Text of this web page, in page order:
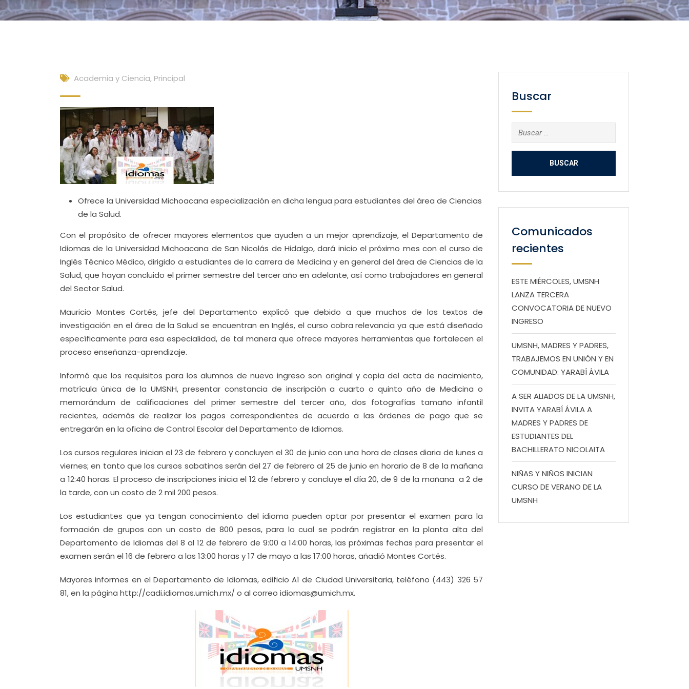
Academia y Ciencia, Principal
Ofrece la Universidad Michoacana especialización en dicha lengua para estudiantes del área de Ciencias
de la Salud.
Con el propósito de ofrecer mayores elementos que ayuden a un mejor aprendizaje, el Departamento de
Idiomas de la Universidad Michoacana de San Nicolás de Hidalgo, dará inicio el próximo mes con el curso de
Inglés Técnico Médico, dirigido a estudiantes de la carrera de Medicina y en general del área de Ciencias de la
Salud, que hayan concluido el primer semestre del tercer año en adelante, así como trabajadores en general
del Sector Salud.
Mauricio Montes Cortés, jefe del Departamento explicó que debido a que muchos de los textos de
investigación en el área de la Salud se encuentran en Inglés, el curso cobra relevancia ya que está diseñado
específicamente para esa especialidad, de tal manera que ofrece mayores herramientas que fortalecen el
proceso enseñanza-aprendizaje.
Informó que los requisitos para los alumnos de nuevo ingreso son original y copia del acta de nacimiento,
matrícula única de la UMSNH, presentar constancia de inscripción a cuarto o quinto año de Medicina o
memorándum de calificaciones del primer semestre del tercer año, dos fotografías tamaño infantil
recientes, además de realizar los pagos correspondientes de acuerdo a las órdenes de pago que se
entregarán en la oficina de Control Escolar del Departamento de Idiomas.
Los cursos regulares inician el 23 de febrero y concluyen el 30 de junio con una hora de clases diaria de lunes a
viernes; en tanto que los cursos sabatinos serán del 27 de febrero al 25 de junio en horario de 8 de la mañana
a 12:40 horas. El proceso de inscripciones inicia el 12 de febrero y concluye el día 20, de 9 de la mañana a 2 de
la tarde, con un costo de 2 mil 200 pesos.
Los estudiantes que ya tengan conocimiento del idioma pueden optar por presentar el examen para la
formación de grupos con un costo de 800 pesos, para lo cual se podrán registrar en la planta alta del
Departamento de Idiomas del 8 al 12 de febrero de 9:00 a 14:00 horas, las próximas fechas para presentar el
examen serán el 16 de febrero a las 13:00 horas y 17 de mayo a las 17:00 horas, añadió Montes Cortés.
Mayores informes en el Departamento de Idiomas, edificio A1 de Ciudad Universitaria, teléfono (443) 326 57
81, en la página http://cadi.idiomas.umich.mx/ o al correo idiomas@umich.mx.
Buscar
Buscar:
Comunicados
recientes
ESTE MIÉRCOLES, UMSNH
LANZA TERCERA
CONVOCATORIA DE NUEVO
INGRESO
UMSNH, MADRES Y PADRES,
TRABAJEMOS EN UNIÓN Y EN
COMUNIDAD: YARABÍ ÁVILA
A SER ALIADOS DE LA UMSNH,
INVITA YARABÍ ÁVILA A
MADRES Y PADRES DE
ESTUDIANTES DEL
BACHILLERATO NICOLAITA
NIÑAS Y NIÑOS INICIAN
CURSO DE VERANO DE LA
UMSNH